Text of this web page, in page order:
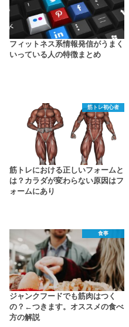
フィットネス系情報発信がうまく
いっている人の特徴まとめ
筋トレ初心者
筋トレにおける正しいフォームと
は？カラダが変わらない原因はフ
ォームにあり
食事
ジャンクフードでも筋肉はつく
の？←つきます。オススメの食べ
方の解説